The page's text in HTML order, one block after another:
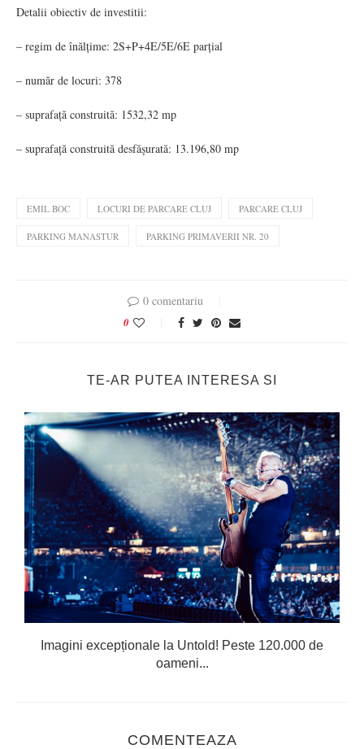
Detalii obiectiv de investitii:
– regim de înălțime: 2S+P+4E/5E/6E parțial
– număr de locuri: 378
– suprafață construită: 1532,32 mp
– suprafață construită desfășurată: 13.196,80 mp
EMIL BOC LOCURI DE PARCARE CLUJ PARCARE CLUJ
PARKING MANASTUR PARKING PRIMAVERII NR. 20
0 comentariu
0
TE-AR PUTEA INTERESA SI
Imagini excepționale la Untold! Peste 120.000 de
oameni...
COMENTEAZA